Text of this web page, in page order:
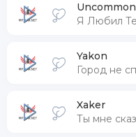
Uncommon
Я Любил
Yakon
Город не
Xaker
Ты мне